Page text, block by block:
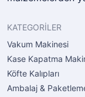
KATEGORİLER
Vakum Makinesi
Kase Kapatma
Köfte Kalıpları
Ambalaj &